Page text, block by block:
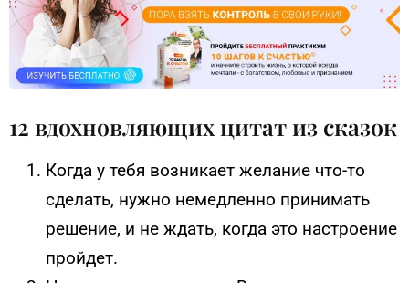
12 вдохновляющих цитат из сказок
Когда у тебя возникает желание что-то
сделать, нужно немедленно принимать
решение, и не ждать, когда это настроение
пройдет.